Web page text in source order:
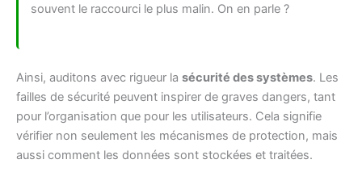
souvent le raccourci le plus malin. On en parle ?
Ainsi, auditons avec rigueur la sécurité des systèmes. Les
failles de sécurité peuvent inspirer de graves dangers, tant
pour l’organisation que pour les utilisateurs. Cela signifie
vérifier non seulement les mécanismes de protection, mais
aussi comment les données sont stockées et traitées.